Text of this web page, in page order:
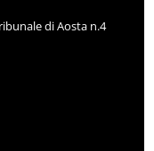
di Aosta n.4